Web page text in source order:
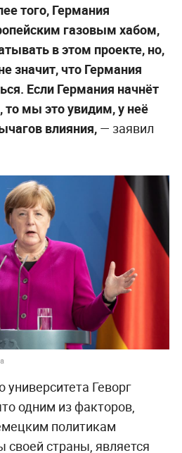
того, Германия
газовым хабом,
в этом проекте, но,
значит, что Германия
Если Германия начнёт
то мы это увидим, у неё
влияния,— заявил
Геворг
одним из факторов,
политикам
своей страны, является